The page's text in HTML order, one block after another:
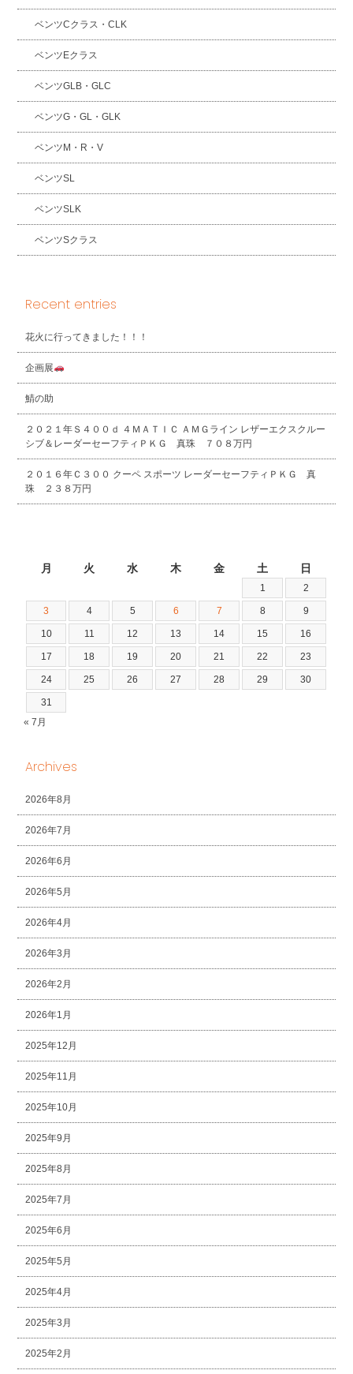
ベンツCクラス・CLK
ベンツEクラス
ベンツGLB・GLC
ベンツG・GL・GLK
ベンツM・R・V
ベンツSL
ベンツSLK
ベンツSクラス
Recent entries
花火に行ってきました！！！
企画展
鯖の助
２０２１年Ｓ４００ｄ ４ＭＡＴＩＣ ＡＭＧライン レザーエクスクルー
シブ＆レーダーセーフティＰＫＧ 真珠 ７０８万円
２０１６年Ｃ３００ クーペ スポーツ レーダーセーフティＰＫＧ 真
珠 ２３８万円
月 火 水 木 金 土 日
1 2
3 4 5 6 7 8 9
10 11 12 13 14 15 16
17 18 19 20 21 22 23
24 25 26 27 28 29 30
31
« 7月
Archives
2026年8月
2026年7月
2026年6月
2026年5月
2026年4月
2026年3月
2026年2月
2026年1月
2025年12月
2025年11月
2025年10月
2025年9月
2025年8月
2025年7月
2025年6月
2025年5月
2025年4月
2025年3月
2025年2月